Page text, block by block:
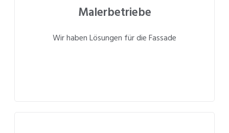
Malerbetriebe
Wir haben Lösungen für die Fassade